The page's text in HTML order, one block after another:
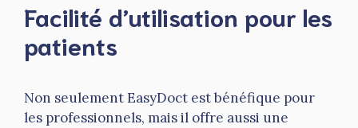
Facilité d’utilisation pour les
patients
Non seulement EasyDoct est bénéfique pour
les professionnels, mais il offre aussi une